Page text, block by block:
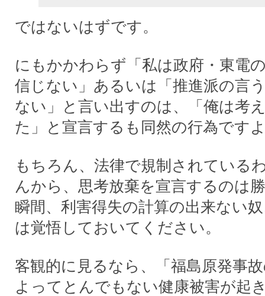
ではないはずです。
にもかかわらず「私は政府・東電
信じない」あるいは「推進派の言
ない」と言い出すのは、「俺は考
た」と宣言するも同然の行為です
もちろん、法律で規制されている
んから、思考放棄を宣言するのは
瞬間、利害得失の計算の出来ない
は覚悟しておいてください。
客観的に見るなら、「福島原発事
よってとんでもない健康被害が起